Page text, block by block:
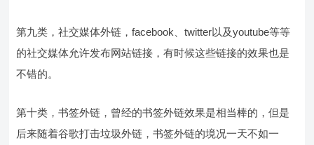
第九类，社交媒体外链，facebook、twitter以及youtube等等
的社交媒体允许发布网站链接，有时候这些链接的效果也是
不错的。
第十类，书签外链，曾经的书签外链效果是相当棒的，但是
后来随着谷歌打击垃圾外链，书签外链的境况一天不如一